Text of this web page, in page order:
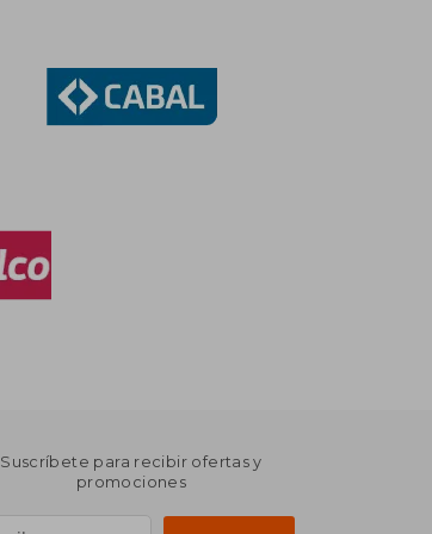
Suscríbete para recibir ofertas y
promociones